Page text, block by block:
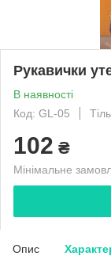
Рукавички
В наявності
Код: GL-05
102 ₴
Мінімальне
Опис